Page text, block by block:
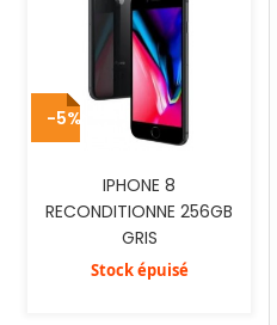
IPHONE 8
RECONDITIONNE 256GB
GRIS
Stock épuisé
-5%